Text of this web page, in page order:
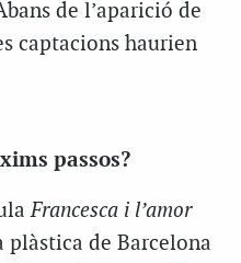
de l’aparició de
captacions haurien
passos?
Francesca i l’amor
plàstica de Barcelona